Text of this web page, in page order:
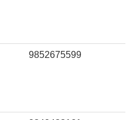
9852675599